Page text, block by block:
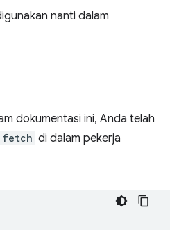
nanti dalam
dokumentasi ini, Anda telah
fetch di dalam pekerja